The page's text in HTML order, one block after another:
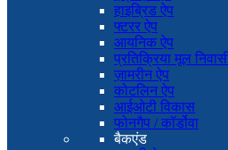
हाइब्रिड ऐप
फ्टरर ऐप
आयनिक ऐप
प्रतिक्रिया मूल
ज़ामरीन ऐप
कोटलिन ऐप
आईओटी विकास
फोनगैप / कॉर्डोवा
बैकएंड